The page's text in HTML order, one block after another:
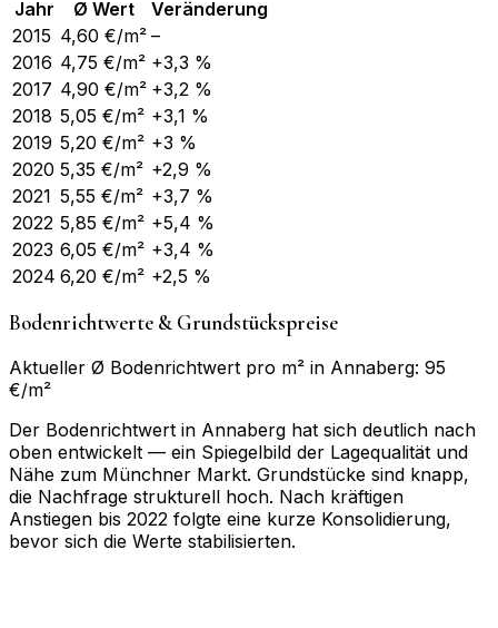
Jahr Ø Wert
Veränderung
2015 4,60 €/m² –
2016 4,75 €/m² +3,3 %
2017 4,90 €/m² +3,2 %
2018 5,05 €/m² +3,1 %
2019 5,20 €/m² +3 %
2020 5,35 €/m² +2,9 %
2021 5,55 €/m² +3,7 %
2022 5,85 €/m² +5,4 %
2023 6,05 €/m² +3,4 %
2024 6,20 €/m² +2,5 %
Bodenrichtwerte & Grundstückspreise
Aktueller Ø Bodenrichtwert pro m² in Annaberg: 95
€/m²
Der Bodenrichtwert in Annaberg hat sich deutlich nach
oben entwickelt — ein Spiegelbild der Lagequalität und
Nähe zum Münchner Markt. Grundstücke sind knapp,
die Nachfrage strukturell hoch. Nach kräftigen
Anstiegen bis 2022 folgte eine kurze Konsolidierung,
bevor sich die Werte stabilisierten.